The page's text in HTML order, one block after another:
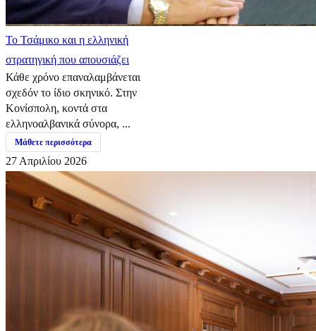
​Το Τσάμικο και η ελληνική
στρατηγική που απουσιάζει
Κάθε χρόνο επαναλαμβάνεται
σχεδόν το ίδιο σκηνικό. Στην
Κονίσπολη, κοντά στα
ελληνοαλβανικά σύνορα, ...
Μάθετε περισσότερα
27 Απριλίου 2026